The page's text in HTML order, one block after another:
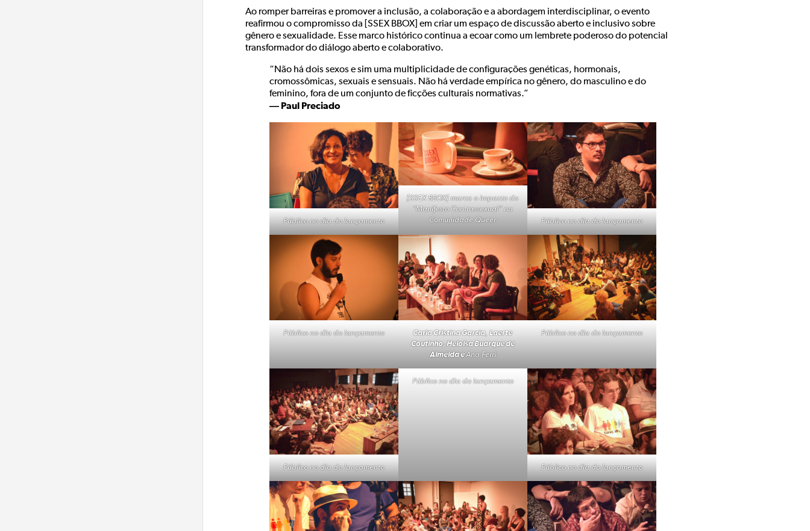
Ao romper barreiras e promover a inclusão, a colaboração e a abordagem interdisciplinar, o evento
reafirmou o compromisso da [SSEX BBOX] em criar um espaço de discussão aberto e inclusivo sobre
gênero e sexualidade. Esse marco histórico continua a ecoar como um lembrete poderoso do potencial
transformador do diálogo aberto e colaborativo.
“Não há dois sexos e sim uma multiplicidade de configurações genéticas, hormonais,
cromossômicas, sexuais e sensuais. Não há verdade empírica no gênero, do masculino e do
feminino, fora de um conjunto de ficções culturais normativas.”
― Paul Preciado
Público no dia do lançamento
[SSEX BBOX] marca o impacto do
“Manifesto Contrassexual” na
Comunidade Queer
Público no dia do lançamento
Público no dia do lançamento Carla Cristina Garcia,Laerte
Coutinho, Heloisa Buarque de
Almeida eAna Ferri
Público no dia do lançamento
Público no dia do lançamento
Público no dia do lançamento
Público no dia do lançamento